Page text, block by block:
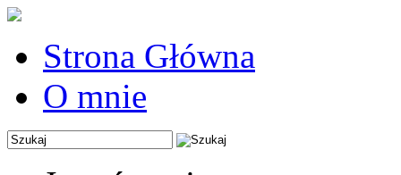
Strona Główna
O mnie